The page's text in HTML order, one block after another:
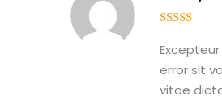
of 5
error sit
vitae